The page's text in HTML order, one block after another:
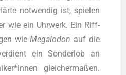
not­wen­dig ist, spie­len
wie ein Uhr­werk. Ein Riff­
wieMega­l­o­don auf die
ein Son­der­lob an
glei­cher­ma­ßen.